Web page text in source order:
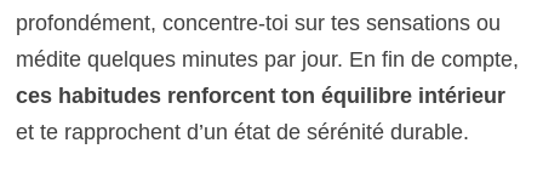
profondément, concentre-toi sur tes sensations ou
médite quelques minutes par jour. En fin de compte,
ces habitudes renforcent ton équilibre intérieur
et te rapprochent d’un état de sérénité durable.